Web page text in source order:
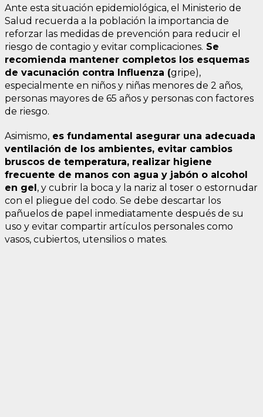
Ante esta situación epidemiológica, el Ministerio de
Salud recuerda a la población la importancia de
reforzar las medidas de prevención para reducir el
riesgo de contagio y evitar complicaciones. Se
recomienda mantener completos los esquemas
de vacunación contra Influenza (gripe),
especialmente en niños y niñas menores de 2 años,
personas mayores de 65 años y personas con factores
de riesgo.
Asimismo, es fundamental asegurar una adecuada
ventilación de los ambientes, evitar cambios
bruscos de temperatura, realizar higiene
frecuente de manos con agua y jabón o alcohol
en gel, y cubrir la boca y la nariz al toser o estornudar
con el pliegue del codo. Se debe descartar los
pañuelos de papel inmediatamente después de su
uso y evitar compartir artículos personales como
vasos, cubiertos, utensilios o mates.